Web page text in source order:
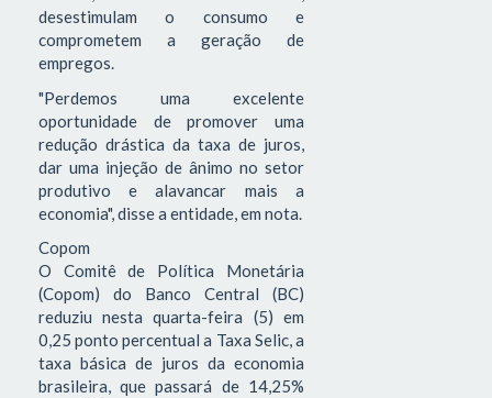
desestimulam o consumo e
comprometem a geração de
empregos.
"Perdemos uma excelente
oportunidade de promover uma
redução drástica da taxa de juros,
dar uma injeção de ânimo no setor
produtivo e alavancar mais a
economia", disse a entidade, em nota.
Copom
O Comitê de Política Monetária
(Copom) do Banco Central (BC)
reduziu nesta quarta-feira (5) em
0,25 ponto percentual a Taxa Selic, a
taxa básica de juros da economia
brasileira, que passará de 14,25%